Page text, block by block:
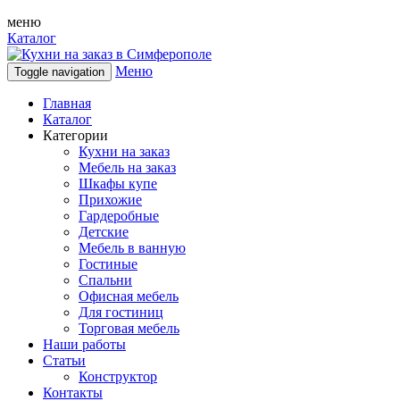
меню
Каталог
Toggle navigation Меню
Главная
Каталог
Категории
Кухни на заказ
Мебель на заказ
Шкафы купе
Прихожие
Гардеробные
Детские
Мебель в ванную
Гостиные
Спальни
Офисная мебель
Для гостиниц
Торговая мебель
Наши работы
Статьи
Конструктор
Контакты